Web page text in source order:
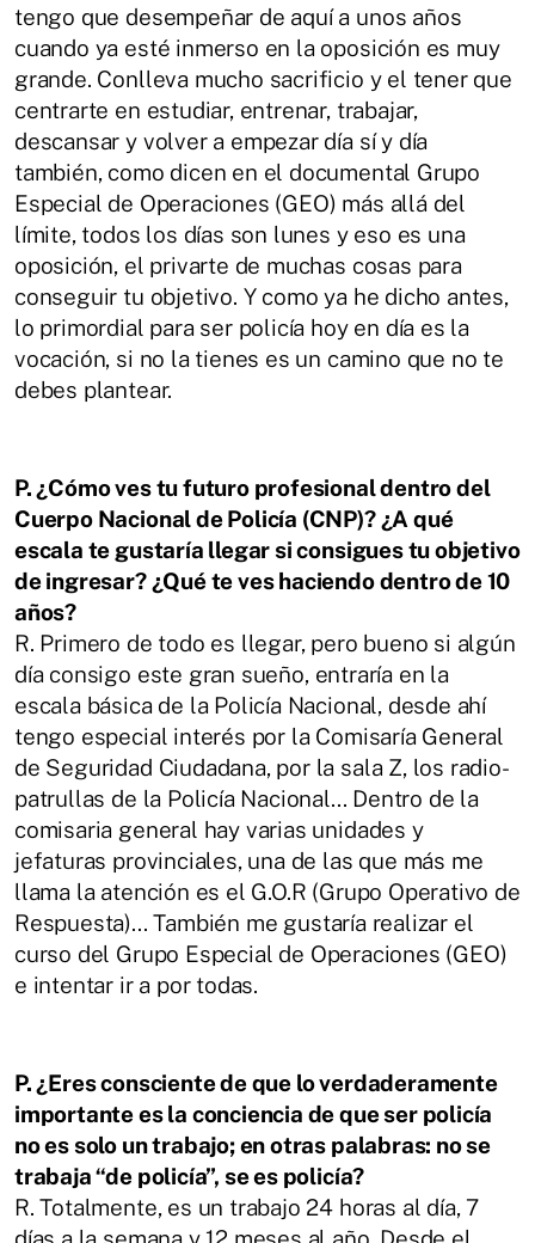
tengo que desempeñar de aquí a unos años
cuando ya esté inmerso en la oposición es muy
grande. Conlleva mucho sacrificio y el tener que
centrarte en estudiar, entrenar, trabajar,
descansar y volver a empezar día sí y día
también, como dicen en el documental Grupo
Especial de Operaciones (GEO) más allá del
límite, todos los días son lunes y eso es una
oposición, el privarte de muchas cosas para
conseguir tu objetivo. Y como ya he dicho antes,
lo primordial para ser policía hoy en día es la
vocación, si no la tienes es un camino que no te
debes plantear.
P. ¿Cómo ves tu futuro profesional dentro del
Cuerpo Nacional de Policía (CNP)? ¿A qué
escala te gustaría llegar si consigues tu objetivo
de ingresar? ¿Qué te veshaciendo dentro de 10
años?
R. Primero de todo es llegar, pero bueno si algún
día consigo este gran sueño, entraría en la
escala básica de la Policía Nacional, desde ahí
tengo especial interés por la Comisaría General
de Seguridad Ciudadana, por la sala Z, los radio-
patrullas de la Policía Nacional... Dentro de la
comisaria general hay varias unidades y
jefaturas provinciales, una de las que más me
llama la atención es el G.O.R (Grupo Operativo de
Respuesta)... También me gustaría realizar el
curso del Grupo Especial de Operaciones (GEO)
e intentar ir a por todas.
P. ¿Eres consciente de que lo verdaderamente
importante es la conciencia de queser policía
no es solo un trabajo; en otras palabras: no se
trabaja “de policía”, se es policía?
R. Totalmente, es un trabajo 24 horas al día, 7
días a la semana y 12 meses al año. Desde el